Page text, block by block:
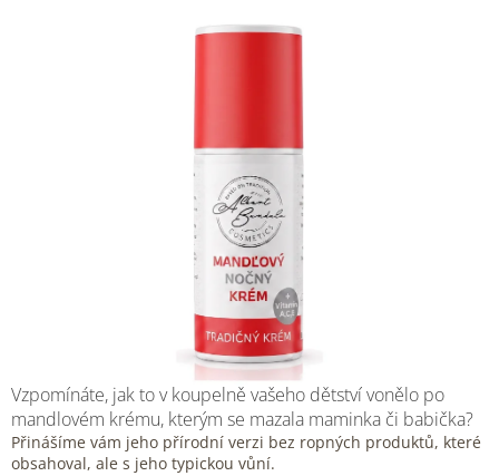
Vzpomínáte, jak to v koupelně vašeho dětství vonělo po
mandlovém krému, kterým se mazala maminka či babička?
Přinášíme vám jeho přírodní verzi bez ropných produktů, které
obsahoval, ale s jeho typickou vůní.